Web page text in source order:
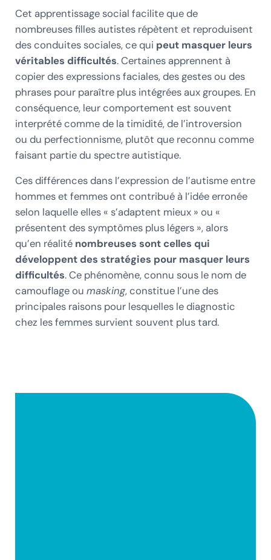
Cet apprentissage social facilite que de
nombreuses filles autistes répètent et reproduisent
des conduites sociales, ce qui peut masquer leurs
véritables difficultés. Certaines apprennent à
copier des expressions faciales, des gestes ou des
phrases pour paraître plus intégrées aux groupes. En
conséquence, leur comportement est souvent
interprété comme de la timidité, de l’introversion
ou du perfectionnisme, plutôt que reconnu comme
faisant partie du spectre autistique.
Ces différences dans l’expression de l’autisme entre
hommes et femmes ont contribué à l’idée erronée
selon laquelle elles « s’adaptent mieux » ou «
présentent des symptômes plus légers », alors
qu’en réalité nombreuses sont celles qui
développent des stratégies pour masquer leurs
difficultés. Ce phénomène, connu sous le nom de
camouflage ou masking, constitue l’une des
principales raisons pour lesquelles le diagnostic
chez les femmes survient souvent plus tard.